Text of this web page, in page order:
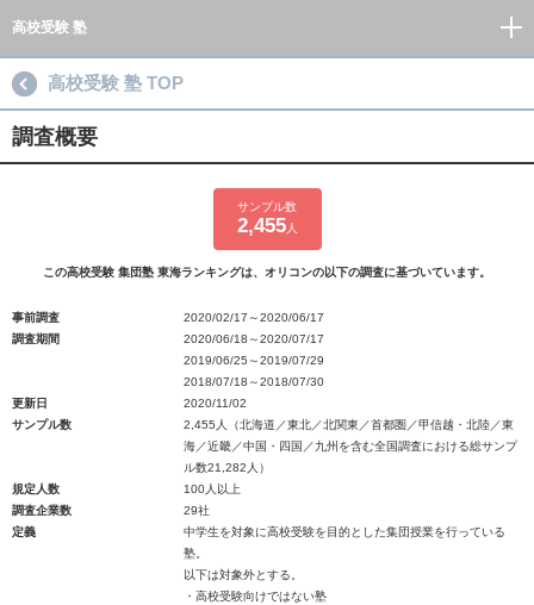
高校受験 塾
高校受験 塾 TOP
調査概要
サンプル数
2,455人
この高校受験 集団塾 東海ランキングは、オリコンの以下の調査に基づいています。
事前調査
2020/02/17～2020/06/17
調査期間
2020/06/18～2020/07/17
2019/06/25～2019/07/29
2018/07/18～2018/07/30
更新日
2020/11/02
サンプル数
2,455人（北海道／東北／北関東／首都圏／甲信越・北陸／東
海／近畿／中国・四国／九州を含む全国調査における総サンプ
ル数21,282人）
規定人数
100人以上
調査企業数
29社
定義
中学生を対象に高校受験を目的とした集団授業を行っている
塾。
以下は対象外とする。
・高校受験向けではない塾